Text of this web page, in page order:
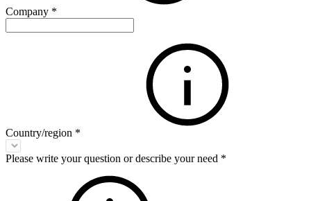
Company *
Country/region *
Please write your question or describe your need *